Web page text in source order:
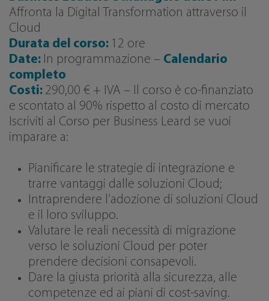
Affronta la Digital Transformation attraverso il
Cloud
Durata del corso: 12 ore
Date: In programmazione – Calendario
completo
Costi: 290,00 € + IVA – Il corso è co-finanziato
e scontato al 90% rispetto al costo di mercato
Iscriviti al Corso per Business Leard se vuoi
imparare a:
Pianificare le strategie di integrazione e
trarre vantaggi dalle soluzioni Cloud;
Intraprendere l’adozione di soluzioni Cloud
e il loro sviluppo.
Valutare le reali necessità di migrazione
verso le soluzioni Cloud per poter
prendere decisioni consapevoli.
Dare la giusta priorità alla sicurezza, alle
competenze ed ai piani di cost-saving.